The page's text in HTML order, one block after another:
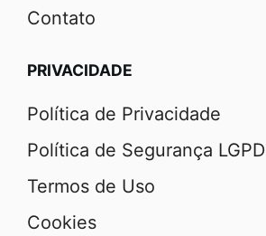
Contato
PRIVACIDADE
Política de Privacidade
Política de Segurança LGPD
Termos de Uso
Cookies